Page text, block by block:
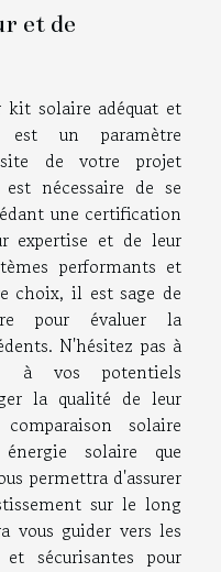
et de
kit solaire adéquat et
est un paramètre
de votre projet
nécessaire de se
une certification
expertise et de leur
performants et
choix, il est sage de
pour évaluer la
N'hésitez pas à
à vos potentiels
la qualité de leur
solaire
solaire que
permettra d'assurer
sur le long
vous guider vers les
sécurisantes pour